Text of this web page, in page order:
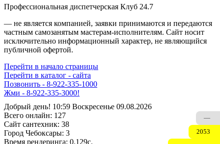
Профессиональная диспетчерская Клуб 24.7
— не является компанией, заявки принимаются и передаются
частным самозанятым мастерам‑исполнителям. Сайт носит
исключительно информационный характер, не являющийся
публичной офертой.
Перейти в начало страницы
Перейти в каталог - сайта
Позвонить - 8-922-335-1000
Жми - 8-922-335-3000!
Добрый день! 10:59 Воскресенье 09.08.2026
Всего онлайн: 127
Сайт cантехник: 38
Город Чебоксары: 3
Время рендеринга: 0.129c.
—
2053